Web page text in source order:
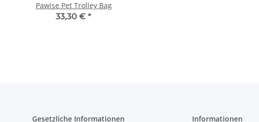
Pawise Pet Trolley Bag
33,30 € *
Gesetzliche Informationen Informationen